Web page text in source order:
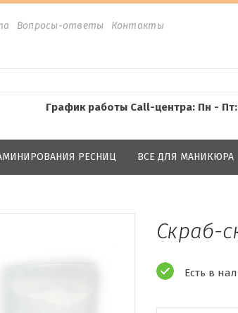
Вопросы-ответы Контакты
График работы Call-центра: Пн - Пт:
РЕСНИЦ ВСЕ ДЛЯ МАНИКЮРА
Скраб-
Есть в